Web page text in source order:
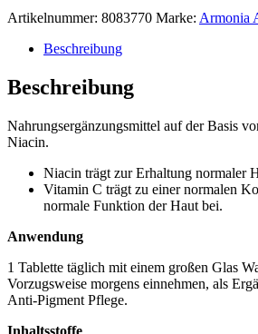
Artikelnummer: 8083770 Marke: Armonia
Beschreibung
Beschreibung
Nahrungsergänzungsmittel auf der Basis
Niacin.
Niacin trägt zur Erhaltung normaler
Vitamin C trägt zu einer normalen
normale Funktion der Haut bei.
Anwendung
1 Tablette täglich mit einem großen Glas
Vorzugsweise morgens einnehmen, als
Anti-Pigment Pflege.
Inhaltsstoffe